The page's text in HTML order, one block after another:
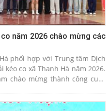
năm 2026 chào mừng các
phối hợp với Trung tâm Dịch
kéo co xã Thanh Hà năm 2026.
chào mừng thành công cuộc
Ngày truyền thống ngành Thể